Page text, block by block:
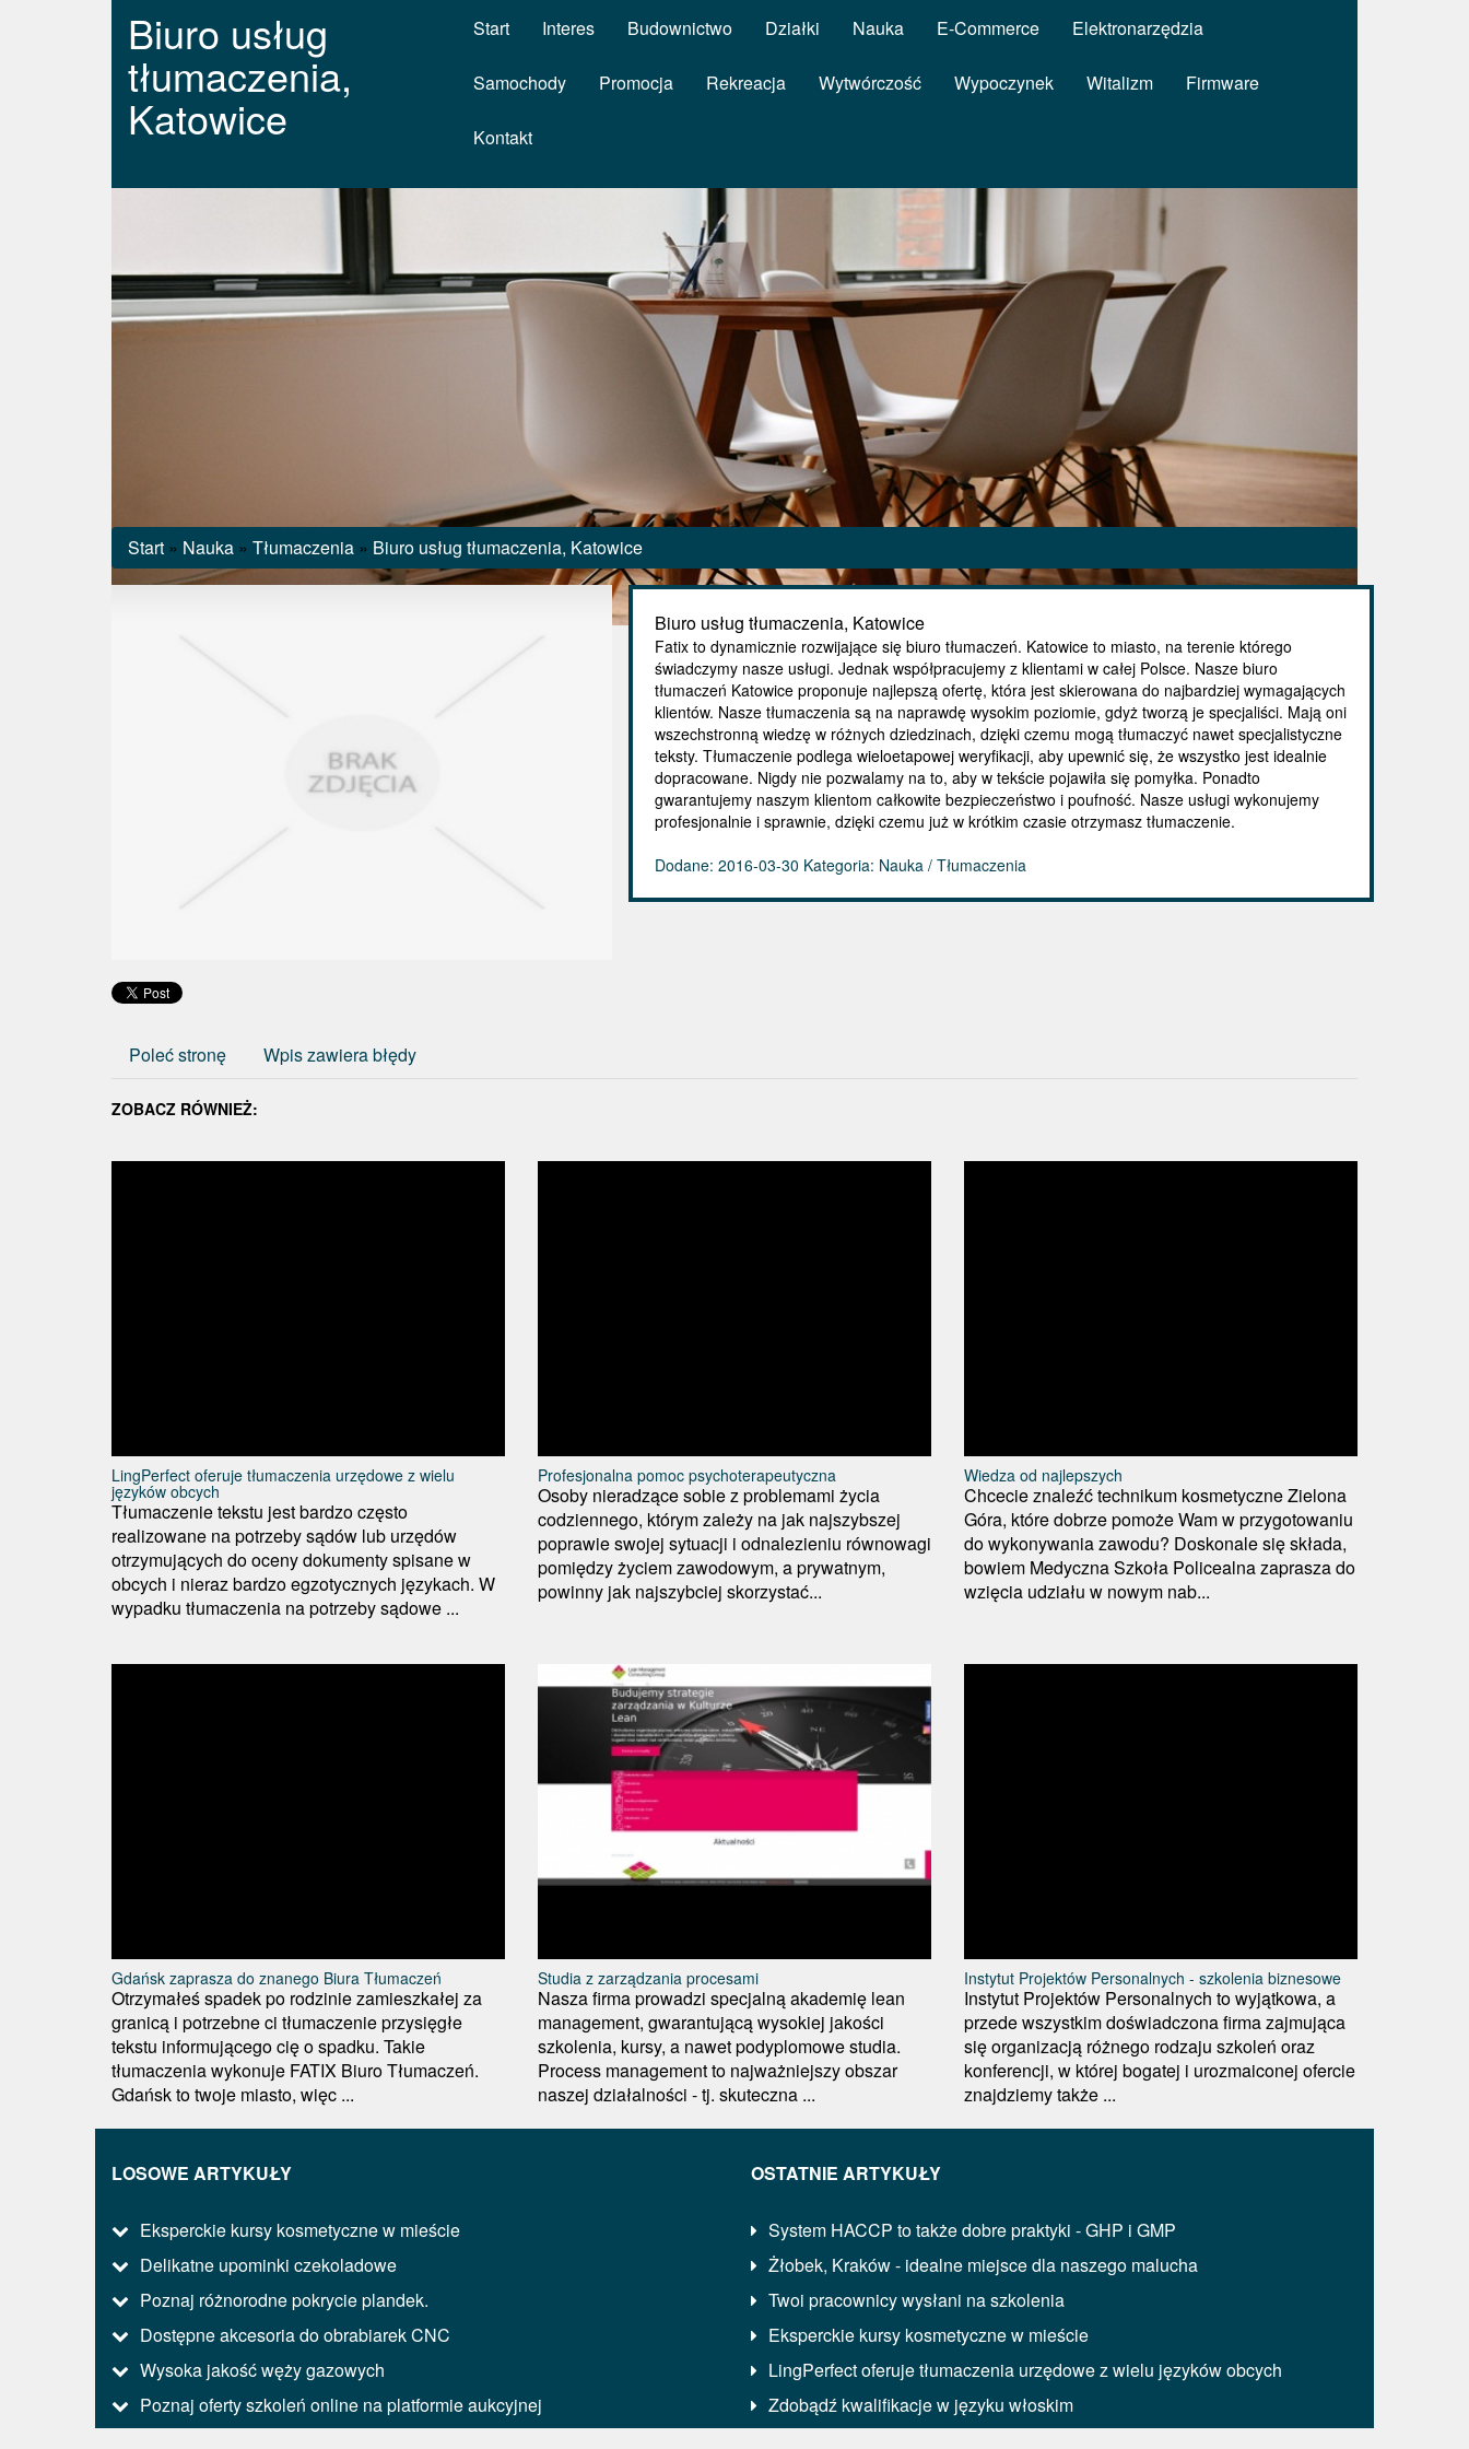
Biuro usług
tłumaczenia,
Katowice
Start Interes Budownictwo Działki Nauka E-Commerce Elektronarzędzia
Samochody Promocja Rekreacja Wytwórczość Wypoczynek Witalizm Firmware
Kontakt
Start » Nauka » Tłumaczenia » Biuro usług tłumaczenia, Katowice
Biuro usług tłumaczenia, Katowice
Fatix to dynamicznie rozwijające się biuro tłumaczeń. Katowice to miasto, na terenie którego
świadczymy nasze usługi. Jednak współpracujemy z klientami w całej Polsce. Nasze biuro
tłumaczeń Katowice proponuje najlepszą ofertę, która jest skierowana do najbardziej wymagających
klientów. Nasze tłumaczenia są na naprawdę wysokim poziomie, gdyż tworzą je specjaliści. Mają oni
wszechstronną wiedzę w różnych dziedzinach, dzięki czemu mogą tłumaczyć nawet specjalistyczne
teksty. Tłumaczenie podlega wieloetapowej weryfikacji, aby upewnić się, że wszystko jest idealnie
dopracowane. Nigdy nie pozwalamy na to, aby w tekście pojawiła się pomyłka. Ponadto
gwarantujemy naszym klientom całkowite bezpieczeństwo i poufność. Nasze usługi wykonujemy
profesjonalnie i sprawnie, dzięki czemu już w krótkim czasie otrzymasz tłumaczenie.
Dodane: 2016-03-30 Kategoria: Nauka / Tłumaczenia
Poleć stronę Wpis zawiera błędy
ZOBACZ RÓWNIEŻ:
LingPerfect oferuje tłumaczenia urzędowe z wielu
języków obcych
Tłumaczenie tekstu jest bardzo często
realizowane na potrzeby sądów lub urzędów
otrzymujących do oceny dokumenty spisane w
obcych i nieraz bardzo egzotycznych językach. W
wypadku tłumaczenia na potrzeby sądowe ...
Profesjonalna pomoc psychoterapeutyczna
Osoby nieradzące sobie z problemami życia
codziennego, którym zależy na jak najszybszej
poprawie swojej sytuacji i odnalezieniu równowagi
pomiędzy życiem zawodowym, a prywatnym,
powinny jak najszybciej skorzystać...
Wiedza od najlepszych
Chcecie znaleźć technikum kosmetyczne Zielona
Góra, które dobrze pomoże Wam w przygotowaniu
do wykonywania zawodu? Doskonale się składa,
bowiem Medyczna Szkoła Policealna zaprasza do
wzięcia udziału w nowym nab...
Gdańsk zaprasza do znanego Biura Tłumaczeń
Otrzymałeś spadek po rodzinie zamieszkałej za
granicą i potrzebne ci tłumaczenie przysięgłe
tekstu informującego cię o spadku. Takie
tłumaczenia wykonuje FATIX Biuro Tłumaczeń.
Gdańsk to twoje miasto, więc ...
Studia z zarządzania procesami
Nasza firma prowadzi specjalną akademię lean
management, gwarantującą wysokiej jakości
szkolenia, kursy, a nawet podyplomowe studia.
Process management to najważniejszy obszar
naszej działalności - tj. skuteczna ...
Instytut Projektów Personalnych - szkolenia biznesowe
Instytut Projektów Personalnych to wyjątkowa, a
przede wszystkim doświadczona firma zajmująca
się organizacją różnego rodzaju szkoleń oraz
konferencji, w której bogatej i urozmaiconej ofercie
znajdziemy także ...
LOSOWE ARTYKUŁY
Eksperckie kursy kosmetyczne w mieście
Delikatne upominki czekoladowe
Poznaj różnorodne pokrycie plandek.
Dostępne akcesoria do obrabiarek CNC
Wysoka jakość węży gazowych
Poznaj oferty szkoleń online na platformie aukcyjnej
OSTATNIE ARTYKUŁY
System HACCP to także dobre praktyki - GHP i GMP
Żłobek, Kraków - idealne miejsce dla naszego malucha
Twoi pracownicy wysłani na szkolenia
Eksperckie kursy kosmetyczne w mieście
LingPerfect oferuje tłumaczenia urzędowe z wielu języków obcych
Zdobądź kwalifikacje w języku włoskim